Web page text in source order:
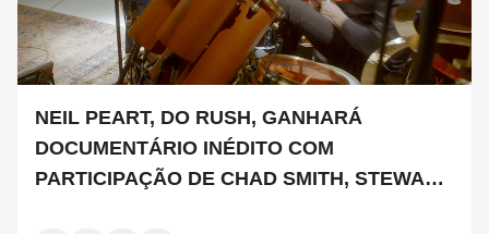
NEIL PEART, DO RUSH, GANHARÁ
DOCUMENTÁRIO INÉDITO COM
PARTICIPAÇÃO DE CHAD SMITH, STEWART